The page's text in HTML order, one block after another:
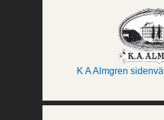
K A Almgren